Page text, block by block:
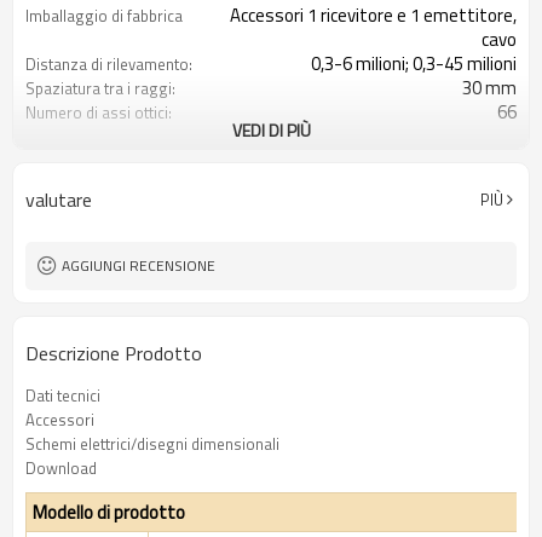
Imballaggio di fabbrica
Accessori 1 ricevitore e 1 emettitore,
cavo
Distanza di rilevamento: 0,3-6 milioni; 0,3-45 milioni
Spaziatura tra i raggi: 30 mm
Numero di assi ottici: 66
Spina di interfaccia Dotato di connettore M16
Certificazione:
VEDI DI PIÙ
valutare PIÙ
AGGIUNGI RECENSIONE
Descrizione Prodotto
Dati tecnici
Accessori
Schemi elettrici/disegni dimensionali
Download
Modello di prodotto